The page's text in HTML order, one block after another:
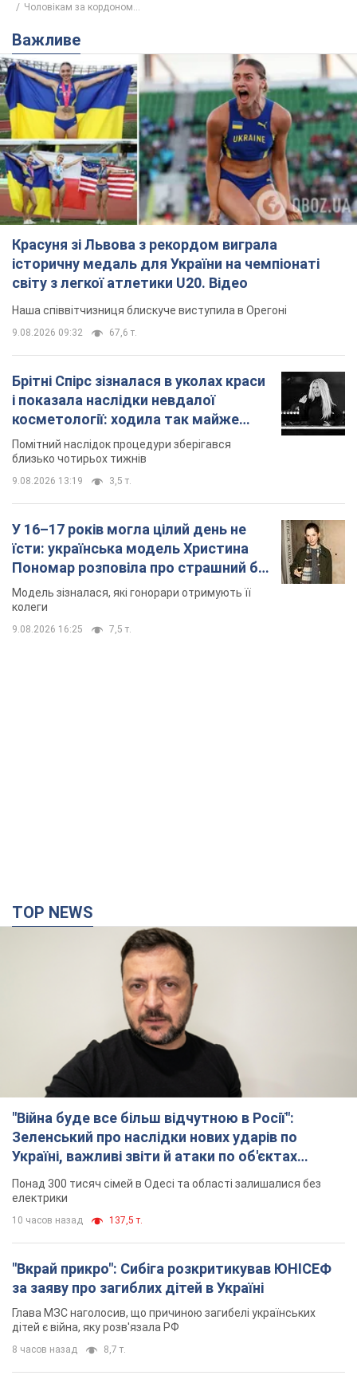
Чоловікам за кордоном...
Важливе
Красуня зі Львова з рекордом виграла
історичну медаль для України на чемпіонаті
світу з легкої атлетики U20. Відео
Наша співвітчизниця блискуче виступила в Орегоні
9.08.2026 09:32 67,6 т.
Брітні Спірс зізналася в уколах краси
і показала наслідки невдалої
косметології: ходила так майже
місяць
Помітний наслідок процедури зберігався
близько чотирьох тижнів
9.08.2026 13:19 3,5 т.
У 16–17 років могла цілий день не
їсти: українська модель Христина
Пономар розповіла про страшний бік
модельної кар’єри
Модель зізналася, які гонорари отримують її
колеги
9.08.2026 16:25 7,5 т.
TOP NEWS
"Війна буде все більш відчутною в Росії":
Зеленський про наслідки нових ударів по
Україні, важливі звіти й атаки по об'єктах
ворога. Відео
Понад 300 тисяч сімей в Одесі та області залишалися без
електрики
10 часов назад 137,5 т.
"Вкрай прикро": Сибіга розкритикував ЮНІСЕФ
за заяву про загиблих дітей в Україні
Глава МЗС наголосив, що причиною загибелі українських
дітей є війна, яку розв'язала РФ
8 часов назад 8,7 т.